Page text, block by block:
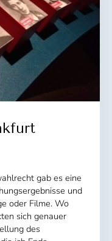
gab es eine
und
oder Filme. Wo
sich genauer
des